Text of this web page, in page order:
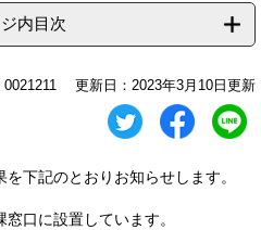
内目次
更新日：2023年3月10日更新
下記のとおりお知らせします。
口に設置しています。